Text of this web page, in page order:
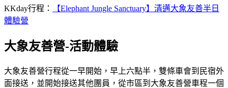
KKday行程：
【Elephant Jungle Sanctuary】清邁大象友善半日
體驗營
大象友善營-活動體驗
大象友善營行程從一早開始，早上六點半，雙條車會到民宿外
面接送，並開始接送其他團員，從市區到大象友善營車程一個